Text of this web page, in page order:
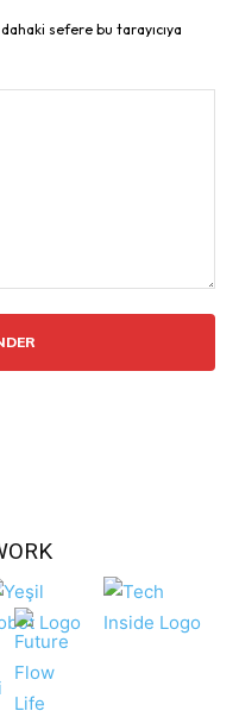
sefere bu tarayıcıya